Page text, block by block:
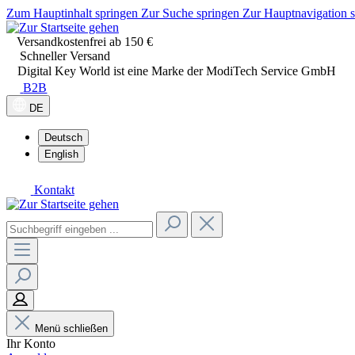
Zum Hauptinhalt springen Zur Suche springen Zur Hauptnavigation
Versandkostenfrei ab 150 €
Schneller Versand
Digital Key World ist eine Marke der ModiTech Service GmbH
B2B
DE
Deutsch
English
Kontakt
Menü schließen
Ihr Konto